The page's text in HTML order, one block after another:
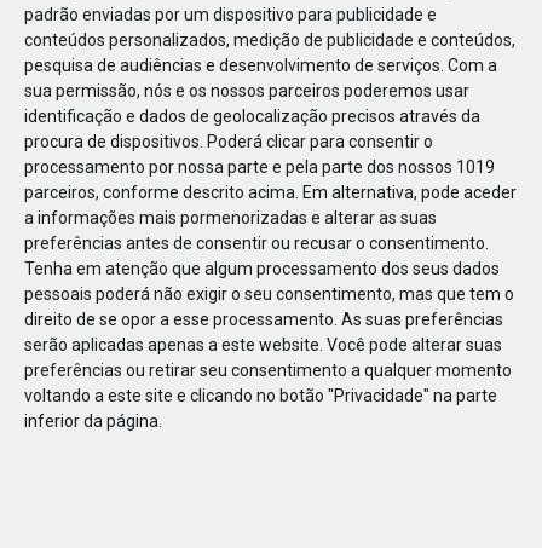
padrão enviadas por um dispositivo para publicidade e
conteúdos personalizados, medição de publicidade e conteúdos,
pesquisa de audiências e desenvolvimento de serviços. Com a
sua permissão, nós e os nossos parceiros poderemos usar
identificação e dados de geolocalização precisos através da
procura de dispositivos. Poderá clicar para consentir o
processamento por nossa parte e pela parte dos nossos 1019
parceiros, conforme descrito acima. Em alternativa, pode aceder
a informações mais pormenorizadas e alterar as suas
preferências antes de consentir ou recusar o consentimento.
Tenha em atenção que algum processamento dos seus dados
pessoais poderá não exigir o seu consentimento, mas que tem o
direito de se opor a esse processamento. As suas preferências
serão aplicadas apenas a este website. Você pode alterar suas
preferências ou retirar seu consentimento a qualquer momento
voltando a este site e clicando no botão "Privacidade" na parte
inferior da página.
784031074188219